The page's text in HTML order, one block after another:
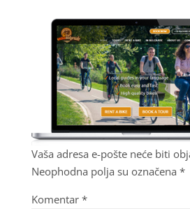
Vaša adresa e-pošte neće biti
Neophodna polja su označena *
Komentar *